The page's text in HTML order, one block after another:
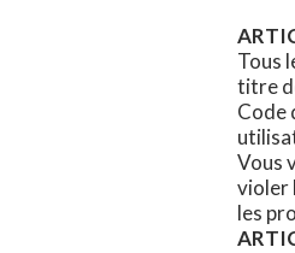
Tous
titre
Code
Vous
violer
les